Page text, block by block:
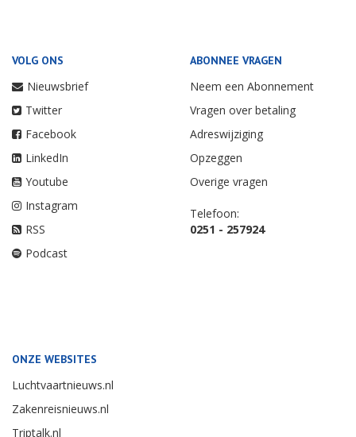
VOLG ONS
Nieuwsbrief
Twitter
Facebook
LinkedIn
Youtube
Instagram
RSS
Podcast
ABONNEE VRAGEN
Neem een Abonnement
Vragen over betaling
Adreswijziging
Opzeggen
Overige vragen
Telefoon:
0251 - 257924
ONZE WEBSITES
Luchtvaartnieuws.nl
Zakenreisnieuws.nl
Triptalk.nl